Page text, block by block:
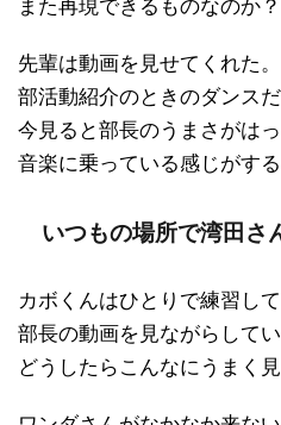
また再現できるものなのか？
先輩は動画を見せてくれた。
部活動紹介のときのダンスだ
今見ると部長のうまさがは
音楽に乗っている感じがする
いつもの場所で湾田さ
カボくんはひとりで練習して
部長の動画を見ながらしてい
どうしたらこんなにうまく見